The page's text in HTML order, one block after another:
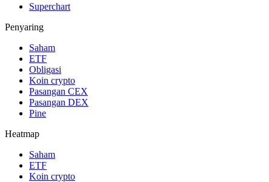
Superchart
Penyaring
Saham
ETF
Obligasi
Koin crypto
Pasangan CEX
Pasangan DEX
Pine
Heatmap
Saham
ETF
Koin crypto